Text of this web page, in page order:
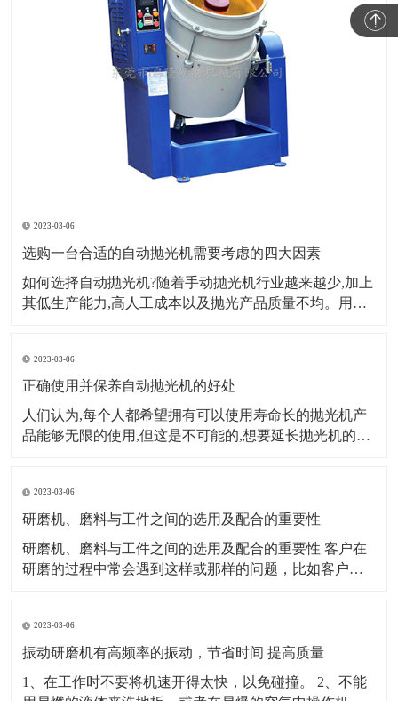
2023-03-06
选购一台合适的自动抛光机需要考虑的四大因素
如何选择自动抛光机?随着手动抛光机行业越来越少,加上
其低生产能力,高人工成本以及抛光产品质量不均。用自
第一个因素：生产规模、产量大小来源的稳定性。数量
大,来源稳定,
2023-03-06
正确使用并保养自动抛光机的好处
人们认为,每个人都希望拥有可以使用寿命长的抛光机产
品能够无限的使用,但这是不可能的,想要延长抛光机的使
定期维护和保养,使自动抛光机处于良好的生产和运行状
态,保证了正常生产。首先
2023-03-06
研磨机、磨料与工件之间的选用及配合的重要性
研磨机、磨料与工件之间的选用及配合的重要性 客户在
研磨的过程中常会遇到这样或那样的问题，比如客户研
材料或研磨机械造成的。 例如，一个生产箱包五金的客
户，他的产品都是锌合金压铸件，他使用棕刚玉研磨
2023-03-06
振动研磨机有高频率的振动，节省时间 提高质量
1、在工作时不要将机速开得太快，以免碰撞。 2、不能